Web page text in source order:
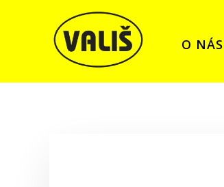
O NÁS